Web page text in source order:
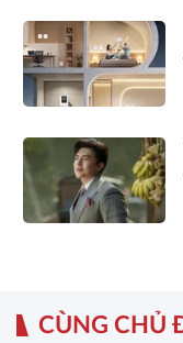
CÙNG CHỦ